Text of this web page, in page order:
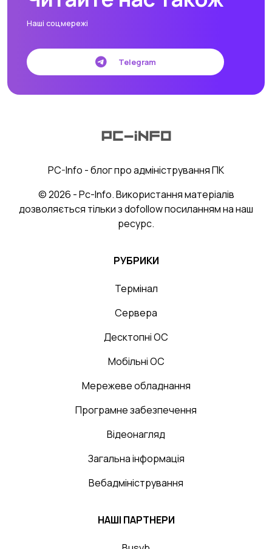
Наші соцмережі
Telegram
PC-Info - блог про адміністрування ПК
© 2026 - Pc-Info. Використання матеріалів
дозволяється тільки з dofollow посиланням на наш
ресурс.
РУБРИКИ
Термінал
Сервера
Десктопні ОС
Мобільні ОС
Мережеве обладнання
Програмне забезпечення
Відеонагляд
Загальна інформація
Вебадміністрування
НАШІ ПАРТНЕРИ